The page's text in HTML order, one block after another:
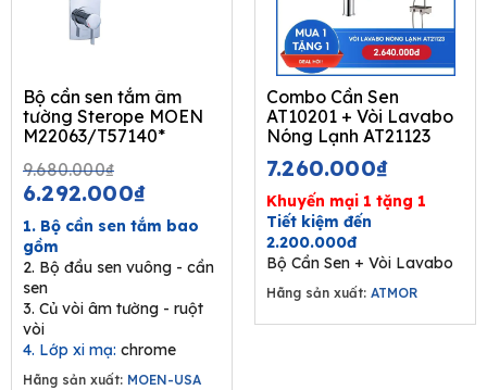
Bộ cần sen tắm âm
tường Sterope MOEN
M22063/T57140*
9.680.000₫Original
price
was:
9.680.000₫.
6.292.000₫price
is:
6.292.000₫.
1. Bộ cần sen tắm bao
gồm
2. Bộ đầu sen vuông - cần
sen
3. Củ vòi âm tường - ruột
vòi
4. Lớp xi mạ: chrome
Hãng sản xuất: MOEN-USA
Combo Cần Sen
AT10201 + Vòi Lavabo
Nóng Lạnh AT21123
7.260.000₫
Khuyến mại 1 tặng 1
Tiết kiệm đến
2.200.000đ
Bộ Cần Sen + Vòi Lavabo
Hãng sản xuất: ATMOR